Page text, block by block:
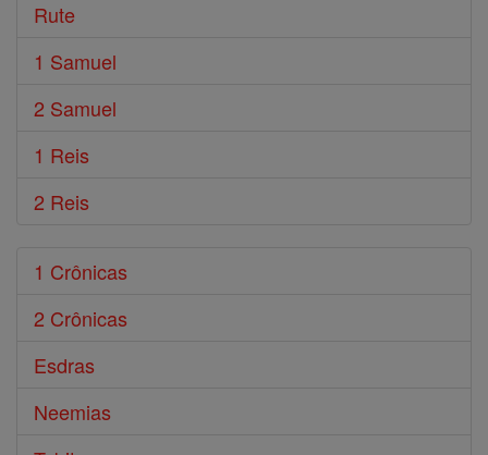
Rute
1 Samuel
2 Samuel
1 Reis
2 Reis
1 Crônicas
2 Crônicas
Esdras
Neemias